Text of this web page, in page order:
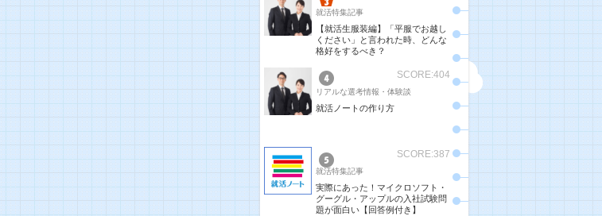
就活特集記事
【就活生服装編】「平服でお越し
ください」と言われた時、どんな
格好をするべき？
SCORE:404
リアルな選考情報・体験談
就活ノートの作り方
SCORE:387
就活特集記事
実際にあった！マイクロソフト・
グーグル・アップルの入社試験問
題が面白い【回答例付き】